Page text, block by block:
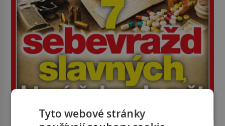
Tyto webové stránky